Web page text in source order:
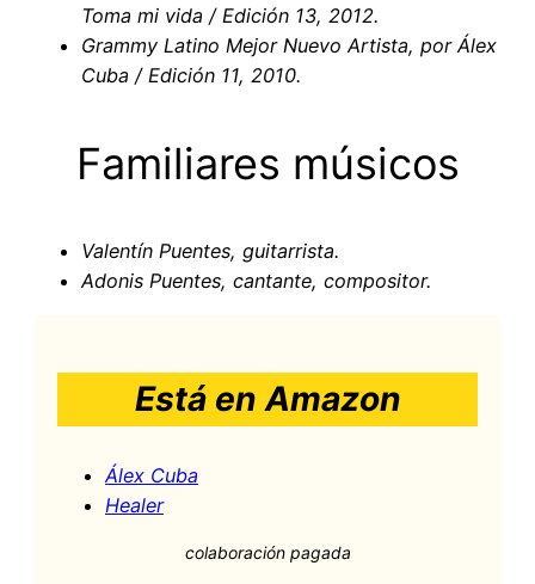
Toma mi vida / Edición 13, 2012.
Grammy Latino Mejor Nuevo Artista, por Álex
Cuba / Edición 11, 2010.
Familiares músicos
Valentín Puentes, guitarrista.
Adonis Puentes, cantante, compositor.
Está en Amazon
Álex Cuba
Healer
colaboración pagada